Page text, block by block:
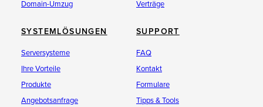
Domain-Umzug
Verträge
SYSTEMLÖSUNGEN
Serversysteme
Ihre Vorteile
Produkte
Angebotsanfrage
SUPPORT
FAQ
Kontakt
Formulare
Tipps & Tools